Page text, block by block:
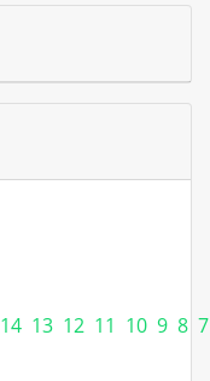
14 13 12 11 10 9 8 7